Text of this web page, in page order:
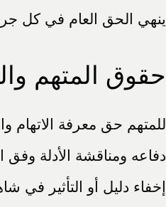
ينهي الحق العام في كل
حقوق المتهم
للمتهم حق معرفة الاتهام
دفاعه ومناقشة الأدلة وفق
إخفاء دليل أو التأثير في